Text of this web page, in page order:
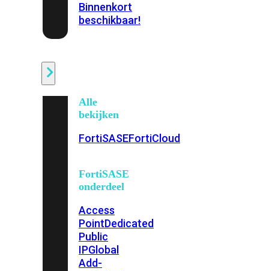
Binnenkort
beschikbaar!
Alle
bekijken
FortiSASEFortiCloud
FortiSASE
onderdeel
Access
PointDedicated
Public
IPGlobal
Add-